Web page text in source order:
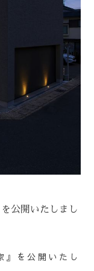
公開いたしまし
』を公開いたし